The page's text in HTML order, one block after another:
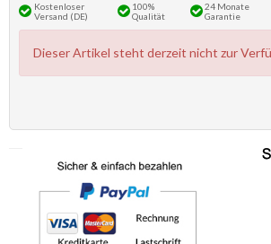
Kostenloser
Versand (DE)
100%
Qualität
24 Monate
Garantie
Dieser Artikel steht derzeit nicht zur